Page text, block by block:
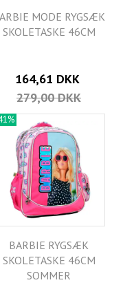
MODE RYGSÆK
SKOLETASKE 46CM
164,61 DKK
279,00 DKK
BARBIE RYGSÆK
SKOLETASKE 46CM
SOMMER